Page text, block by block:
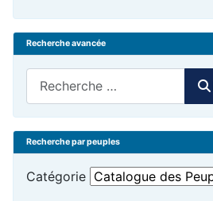
Recherche avancée
Recherche par peuples
Catégorie